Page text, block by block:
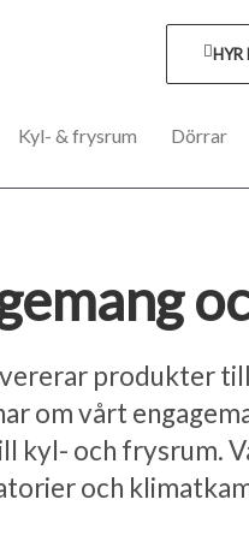
HYR
Kyl- & frysrum Dörrar
produkter
om vårt
och frysrum.
och